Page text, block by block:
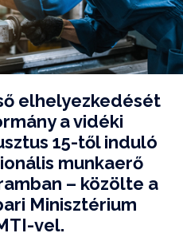
elhelyezkedését
a vidéki
15-től induló
munkaerő
– közölte a
Minisztérium
vel.